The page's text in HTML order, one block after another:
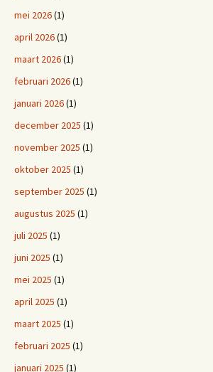
mei 2026(1)
april 2026(1)
maart 2026(1)
februari 2026(1)
januari 2026(1)
december 2025 (1)
november 2025 (1)
oktober 2025 (1)
september 2025 (1)
augustus 2025 (1)
juli 2025 (1)
juni 2025 (1)
mei 2025 (1)
april 2025 (1)
maart 2025 (1)
februari 2025 (1)
januari 2025 (1)